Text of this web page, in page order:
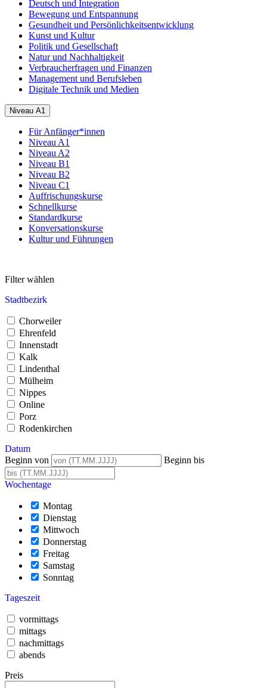
Deutsch und Integration
Bewegung und Entspannung
Gesundheit und Persönlichkeitsentwicklung
Kunst und Kultur
Politik und Gesellschaft
Natur und Nachhaltigkeit
Verbraucherfragen und Finanzen
Management und Berufsleben
Digitale Technik und Medien
Niveau A1
Für Anfänger*innen
Niveau A1
Niveau A2
Niveau B1
Niveau B2
Niveau C1
Auffrischungskurse
Schnellkurse
Standardkurse
Konversationskurse
Kultur und Führungen
Filter wählen
Stadtbezirk
Chorweiler
Ehrenfeld
Innenstadt
Kalk
Lindenthal
Mülheim
Nippes
Online
Porz
Rodenkirchen
Datum
Beginn von
Beginn bis
Wochentage
Montag
Dienstag
Mittwoch
Donnerstag
Freitag
Samstag
Sonntag
Tageszeit
vormittags
mittags
nachmittags
abends
Preis